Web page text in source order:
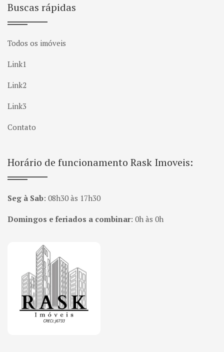
Buscas rápidas
Todos os imóveis
Link1
Link2
Link3
Contato
Horário de funcionamento Rask Imoveis:
Seg à Sab: 08h30 às 17h30
Domingos e feriados a combinar: 0h às 0h
Página inicial